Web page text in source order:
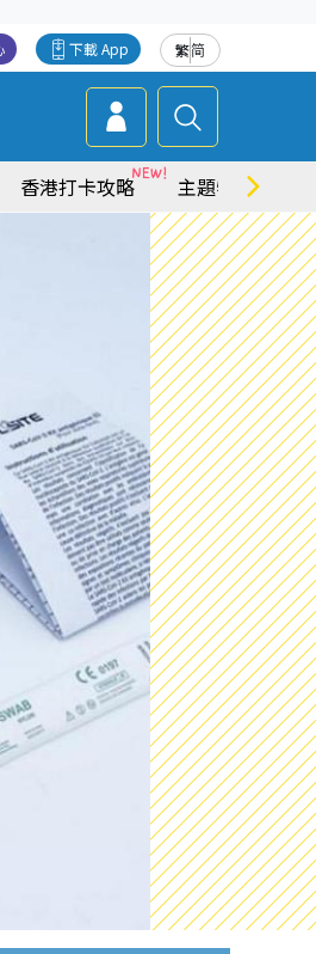
繁简
下載 App
香港打卡攻略 主題特集